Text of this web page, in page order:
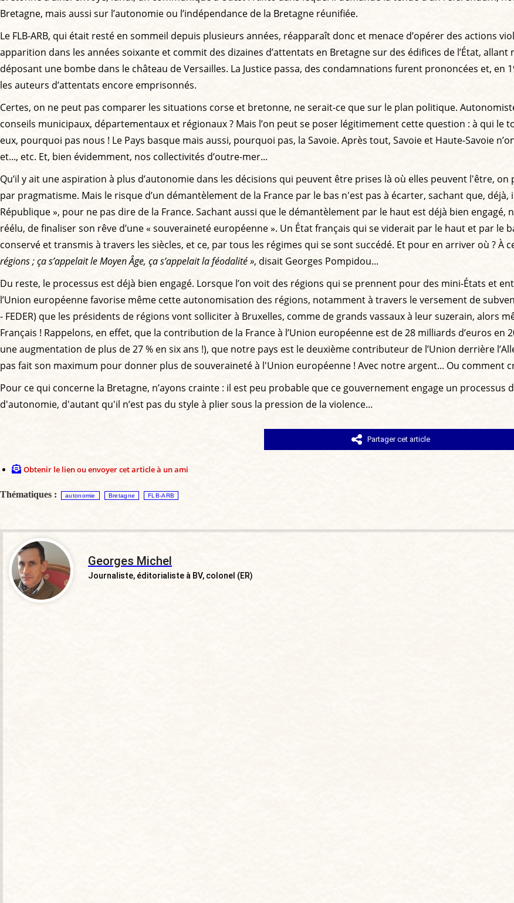
Bretagne, mais aussi sur l’autonomie ou l’indépendance de la Bretagne réunifiée.
Le FLB-ARB, qui était resté en sommeil depuis plusieurs années, réapparaît donc et menace d’opérer des actions
apparition dans les années soixante et commit des dizaines d’attentats en Bretagne sur des édifices de l’État,
déposant une bombe dans le château de Versailles. La Justice passa, des condamnations furent prononcées et,
les auteurs d’attentats encore emprisonnés.
Certes, on ne peut pas comparer les situations corse et bretonne, ne serait-ce que sur le plan politique.
conseils municipaux, départementaux et régionaux ? Mais l’on peut se poser légitimement cette question : à qui le
eux, pourquoi pas nous ! Le Pays basque mais aussi, pourquoi pas, la Savoie. Après tout, Savoie et Haute-Savoie
et..., etc. Et, bien évidemment, nos collectivités d’outre-mer...
Qu’il y ait une aspiration à plus d’autonomie dans les décisions qui peuvent être prises là où elles peuvent l'être,
par pragmatisme. Mais le risque d’un démantèlement de la France par le bas n'est pas à écarter, sachant que,
République », pour ne pas dire de la France. Sachant aussi que le démantèlement par le haut est déjà bien
réélu, de finaliser son rêve d’une « souveraineté européenne ». Un État français qui se viderait par le haut et par
conservé et transmis à travers les siècles, et ce, par tous les régimes qui se sont succédé. Et pour en arriver où ? À
régions ; ça s’appelait le Moyen Âge, ça s’appelait la féodalité », disait Georges Pompidou...
Du reste, le processus est déjà bien engagé. Lorsque l’on voit des régions qui se prennent pour des mini-États et
l’Union européenne favorise même cette autonomisation des régions, notamment à travers le versement de
- FEDER) que les présidents de régions vont solliciter à Bruxelles, comme de grands vassaux à leur suzerain, alors
Français ! Rappelons, en effet, que la contribution de la France à l’Union européenne est de 28 milliards d’euros en
une augmentation de plus de 27 % en six ans !), que notre pays est le deuxième contributeur de l’Union derrière
pas fait son maximum pour donner plus de souveraineté à l'Union européenne ! Avec notre argent... Ou comment
Pour ce qui concerne la Bretagne, n’ayons crainte : il est peu probable que ce gouvernement engage un
d'autonomie, d'autant qu'il n’est pas du style à plier sous la pression de la violence...
Partager cet article
Obtenir le lien ou envoyer cet article à un ami
Thématiques : autonomie Bretagne FLB-ARB
Georges Michel
Journaliste, éditorialiste à BV, colonel (ER)